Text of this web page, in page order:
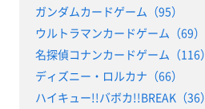
ガンダムカードゲーム（95）
ウルトラマンカードゲーム（69）
名探偵コナンカードゲーム（116）
ディズニー・ロルカナ（66）
ハイキュー!!バボカ!!BREAK（36）